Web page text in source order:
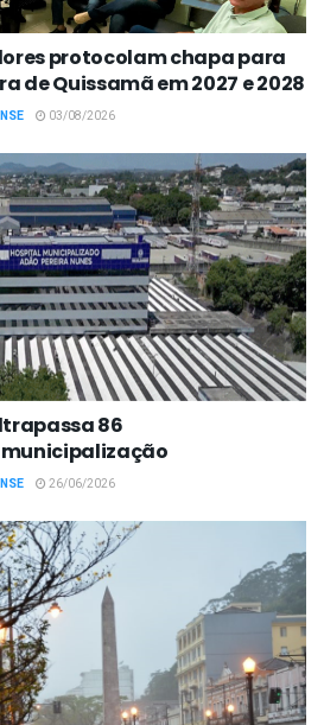
protocolam chapa para
de Quissamã em 2027 e 2028
03/08/2026
86
26/06/2026